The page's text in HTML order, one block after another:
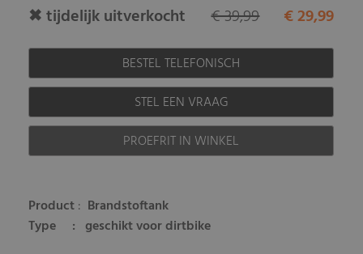
✖ tijdelijk uitverkocht € 29,99
€ 39,99
BESTEL TELEFONISCH
STEL EEN VRAAG
PROEFRIT IN WINKEL
Product: Brandstoftank
Type : geschikt voor dirtbike